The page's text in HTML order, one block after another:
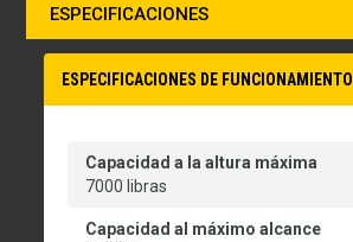
ESPECIFICACIONES
ESPECIFICACIONES DE FUNCIONAMIENTO
Capacidad a la altura máxima
7000 libras
Capacidad al máximo alcance